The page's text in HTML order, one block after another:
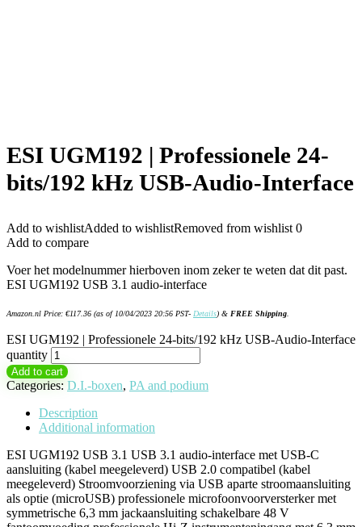
ESI UGM192 | Professionele 24-
bits/192 kHz USB-Audio-Interface
Add to wishlistAdded to wishlistRemoved from wishlist 0
Add to compare
Voer het modelnummer hierboven inom zeker te weten dat dit past.
ESI UGM192 USB 3.1 audio-interface
Amazon.nl Price: €117.36 (as of 10/04/2023 20:56 PST- Details) & FREE Shipping
ESI UGM192 | Professionele 24-bits/192 kHz USB-Audio-Interface
quantity
Add to cart
Categories: D.I.-boxen, PA and podium
Description
Additional information
ESI UGM192 USB 3.1 USB 3.1 audio-interface met USB-C
aansluiting (kabel meegeleverd) USB 2.0 compatibel (kabel
meegeleverd) Stroomvoorziening via USB aparte stroomaansluiting
als optie (microUSB) professionele microfoonvoorversterker met
symmetrische 6,3 mm jackaansluiting schakelbare 48 V